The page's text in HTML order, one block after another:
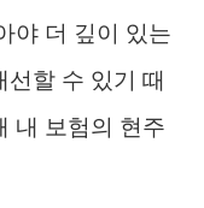
야 더 깊이 있는
선할 수 있기 때
내 보험의 현주